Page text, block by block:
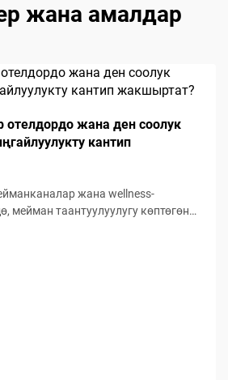
жана амалдар
отелдордо жана ден соолук
кантип
жана wellness-
мейман таантуулуулугу көптөгөн
факторлордун ичинен, спа кийимдер